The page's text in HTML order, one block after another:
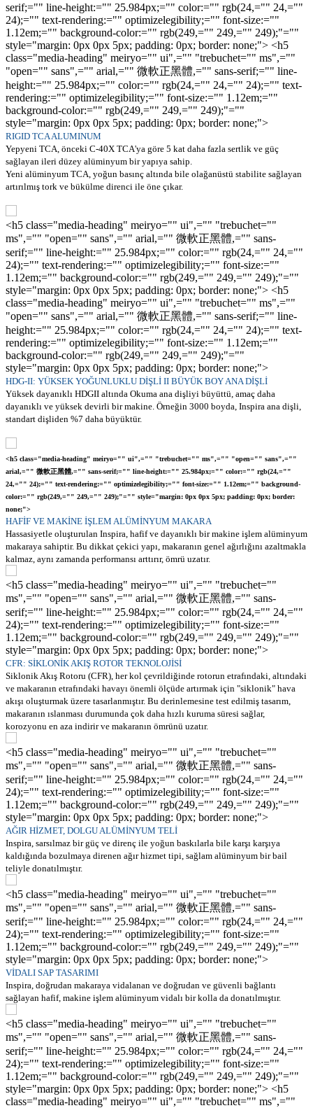
serif;="" line-height:="" 25.984px;="" color:="" rgb(24,="" 24,=""
24);="" text-rendering:="" optimizelegibility;="" font-size:=""
1.12em;="" background-color:="" rgb(249,="" 249,="" 249);"=""
style="margin: 0px 0px 5px; padding: 0px; border: none;"> <h5
class="media-heading" meiryo="" ui",="" "trebuchet="" ms",=""
"open="" sans",="" arial,="" 微軟正黑體,="" sans-serif;="" line-
height:="" 25.984px;="" color:="" rgb(24,="" 24,="" 24);="" text-
rendering:="" optimizelegibility;="" font-size:="" 1.12em;=""
background-color:="" rgb(249,="" 249,="" 249);"=""
style="margin: 0px 0px 5px; padding: 0px; border: none;">
RIGID TCA ALUMINUM
Yepyeni TCA, önceki C-40X TCA'ya göre 5 kat daha fazla sertlik ve güç
sağlayan ileri düzey alüminyum bir yapıya sahip.
Yeni alüminyum TCA, yoğun basınç altında bile olağanüstü stabilite sağlayan
artırılmış tork ve bükülme direnci ile öne çıkar.
<h5 class="media-heading" meiryo="" ui",="" "trebuchet=""
ms",="" "open="" sans",="" arial,="" 微軟正黑體,="" sans-
serif;="" line-height:="" 25.984px;="" color:="" rgb(24,="" 24,=""
24);="" text-rendering:="" optimizelegibility;="" font-size:=""
1.12em;="" background-color:="" rgb(249,="" 249,="" 249);"=""
style="margin: 0px 0px 5px; padding: 0px; border: none;"> <h5
class="media-heading" meiryo="" ui",="" "trebuchet="" ms",=""
"open="" sans",="" arial,="" 微軟正黑體,="" sans-serif;="" line-
height:="" 25.984px;="" color:="" rgb(24,="" 24,="" 24);="" text-
rendering:="" optimizelegibility;="" font-size:="" 1.12em;=""
background-color:="" rgb(249,="" 249,="" 249);"=""
style="margin: 0px 0px 5px; padding: 0px; border: none;">
HDG-II: YÜKSEK YOĞUNLUKLU DİŞLİ II BÜYÜK BOY ANA DİŞLİ
Yüksek dayanıklı HDGII altında Okuma ana dişliyi büyüttü, amaç daha
dayanıklı ve yüksek devirli bir makine. Örneğin 3000 boyda, Inspira ana dişli,
standart dişliden %7 daha büyüktür.
<h5 class="media-heading" meiryo="" ui",="" "trebuchet="" ms",="" "open="" sans",=""
arial,="" 微軟正黑體,="" sans-serif;="" line-height:="" 25.984px;="" color:="" rgb(24,=""
24,="" 24);="" text-rendering:="" optimizelegibility;="" font-size:="" 1.12em;="" background-
color:="" rgb(249,="" 249,="" 249);"="" style="margin: 0px 0px 5px; padding: 0px; border:
none;">
HAFİF VE MAKİNE İŞLEM ALÜMİNYUM MAKARA
Hassasiyetle oluşturulan Inspira, hafif ve dayanıklı bir makine işlem alüminyum
makaraya sahiptir. Bu dikkat çekici yapı, makaranın genel ağırlığını azaltmakla
kalmaz, aynı zamanda performansı arttırır, ömrü uzatır.
<h5 class="media-heading" meiryo="" ui",="" "trebuchet=""
ms",="" "open="" sans",="" arial,="" 微軟正黑體,="" sans-
serif;="" line-height:="" 25.984px;="" color:="" rgb(24,="" 24,=""
24);="" text-rendering:="" optimizelegibility;="" font-size:=""
1.12em;="" background-color:="" rgb(249,="" 249,="" 249);"=""
style="margin: 0px 0px 5px; padding: 0px; border: none;">
CFR: SİKLONİK AKIŞ ROTOR TEKNOLOJİSİ
Siklonik Akış Rotoru (CFR), her kol çevrildiğinde rotorun etrafındaki, altındaki
ve makaranın etrafındaki havayı önemli ölçüde artırmak için "siklonik" hava
akışı oluşturmak üzere tasarlanmıştır. Bu derinlemesine test edilmiş tasarım,
makaranın ıslanması durumunda çok daha hızlı kuruma süresi sağlar,
korozyonu en aza indirir ve makaranın ömrünü uzatır.
<h5 class="media-heading" meiryo="" ui",="" "trebuchet=""
ms",="" "open="" sans",="" arial,="" 微軟正黑體,="" sans-
serif;="" line-height:="" 25.984px;="" color:="" rgb(24,="" 24,=""
24);="" text-rendering:="" optimizelegibility;="" font-size:=""
1.12em;="" background-color:="" rgb(249,="" 249,="" 249);"=""
style="margin: 0px 0px 5px; padding: 0px; border: none;">
AĞIR HİZMET, DOLGU ALÜMİNYUM TELİ
Inspira, sarsılmaz bir güç ve direnç ile yoğun baskılarla bile karşı karşıya
kaldığında bozulmaya direnen ağır hizmet tipi, sağlam alüminyum bir bail
teliyle donatılmıştır.
<h5 class="media-heading" meiryo="" ui",="" "trebuchet=""
ms",="" "open="" sans",="" arial,="" 微軟正黑體,="" sans-
serif;="" line-height:="" 25.984px;="" color:="" rgb(24,="" 24,=""
24);="" text-rendering:="" optimizelegibility;="" font-size:=""
1.12em;="" background-color:="" rgb(249,="" 249,="" 249);"=""
style="margin: 0px 0px 5px; padding: 0px; border: none;">
VİDALI SAP TASARIMI
Inspira, doğrudan makaraya vidalanan ve doğrudan ve güvenli bağlantı
sağlayan hafif, makine işlem alüminyum vidalı bir kolla da donatılmıştır.
<h5 class="media-heading" meiryo="" ui",="" "trebuchet=""
ms",="" "open="" sans",="" arial,="" 微軟正黑體,="" sans-
serif;="" line-height:="" 25.984px;="" color:="" rgb(24,="" 24,=""
24);="" text-rendering:="" optimizelegibility;="" font-size:=""
1.12em;="" background-color:="" rgb(249,="" 249,="" 249);"=""
style="margin: 0px 0px 5px; padding: 0px; border: none;"> <h5
class="media-heading" meiryo="" ui",="" "trebuchet="" ms",=""